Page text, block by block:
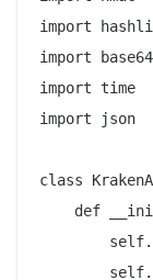
import
import base64
import time
import json
class
def